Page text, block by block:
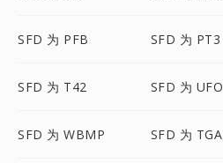
SFD 为 PFB SFD 为 PT3
SFD 为 T42 SFD 为 UFO
SFD 为 WBMP SFD 为 TGA